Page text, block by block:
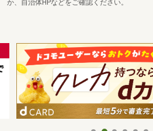
か、自治体HPなどをご確認ください。